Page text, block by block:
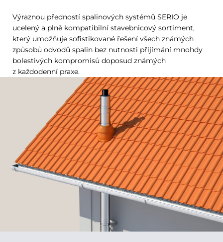
Výraznou předností spalinových systémů SERIO je
ucelený a plně kompatibilní stavebnicový sortiment,
který umožňuje sofistikované řešení všech známých
způsobů odvodů spalin bez nutnosti přijímání mnohdy
bolestivých kompromisů doposud známých
z každodenní praxe.